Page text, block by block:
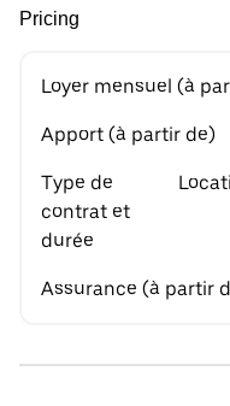
Pricing
Loyer mensuel (à
Apport (à partir de)
Type de
contrat et
durée
Assurance (à partir